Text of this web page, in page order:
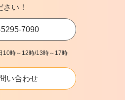
い！
7090
10時～12時/13時～17時
い合わせ